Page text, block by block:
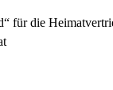
für die